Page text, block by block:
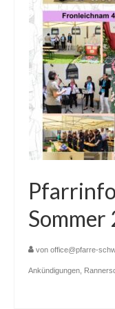
Firmung
Hochzeit
Begräbnis
Prävention
Sommer
von office@pfarre-
Ankündigungen